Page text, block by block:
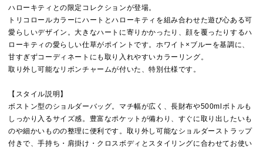
ハローキティとの限定コレクションが登場。
トリコロールカラーにハートとハローキティを組み合わせた遊び心ある可
愛らしいデザイン。大きなハートに寄りかかったり、顔を覆ったりするハ
ローキティの愛らしい仕草がポイントです。ホワイト×ブルーを基調に、
甘すぎずコーディネートにも取り入れやすいカラーリング。
取り外し可能なリボンチャームが付いた、特別仕様です。
【スタイル説明】
ボストン型のショルダーバッグ。マチ幅が広く、長財布や500mlボトルも
しっかり入るサイズ感。豊富なポケットが備わり、すぐに取り出したいも
のや細かいものの整理に便利です。取り外し可能なショルダーストラップ
付きで、手持ち・肩掛け・クロスボディとスタイリングに合わせてお使い